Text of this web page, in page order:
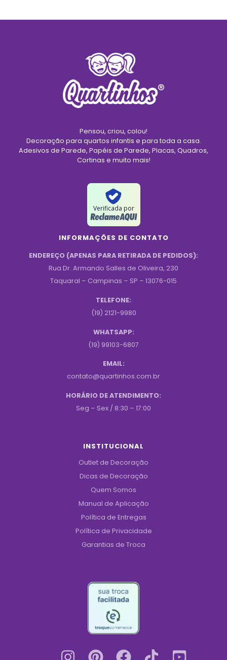
Pensou, criou, colou!
Decoração para quartos infantis e para toda a casa.
Adesivos de Parede, Papéis de Parede, Placas, Quadros,
Cortinas e muito mais!
Verificada por
INFORMAÇÕES DE CONTATO
ENDEREÇO (APENAS PARA RETIRADA DE PEDIDOS):
Rua Dr. Armando Salles de Oliveira, 230
Taquaral – Campinas – SP – 13076-015
TELEFONE:
(19) 2121-9980
WHATSAPP:
(19) 99103-6807
EMAIL:
contato@quartinhos.com.br
HORÁRIO DE ATENDIMENTO:
Seg – Sex / 8:30 – 17:00
INSTITUCIONAL
Outlet de Decoração
Dicas de Decoração
Quem Somos
Manual de Aplicação
Política de Entregas
Política de Privacidade
Garantias de Troca